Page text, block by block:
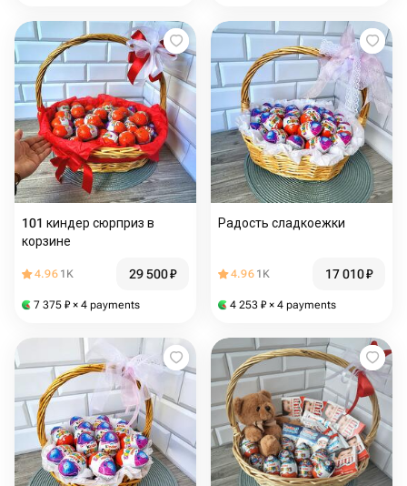
101 киндер сюрприз в
корзине
4.96 1K 29 500₽
7 375 ₽ × 4 payments
Радость сладкоежки
4.96 1K 17 010₽
4 253 ₽ × 4 payments